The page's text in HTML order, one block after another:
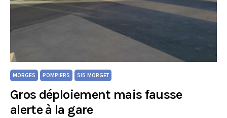
MORGES POMPIERS SIS MORGET
Gros déploiement mais fausse
alerte à la gare